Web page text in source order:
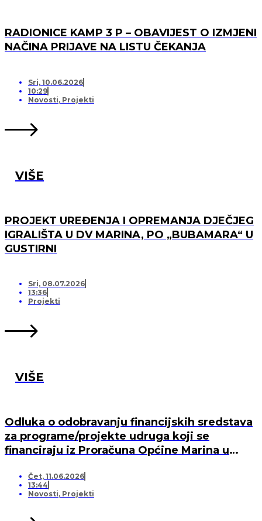
RADIONICE KAMP 3 P – OBAVIJEST O IZMJENI
NAČINA PRIJAVE NA LISTU ČEKANJA
Sri, 10.06.2026
10:29
Novosti, Projekti
VIŠE
PROJEKT UREĐENJA I OPREMANJA DJEČJEG
IGRALIŠTA U DV MARINA, PO „BUBAMARA“ U
GUSTIRNI
Sri, 08.07.2026
13:36
Projekti
VIŠE
Odluka o odobravanju financijskih sredstava
za programe/projekte udruga koji se
financiraju iz Proračuna Općine Marina u
Čet, 11.06.2026
13:44
Novosti, Projekti